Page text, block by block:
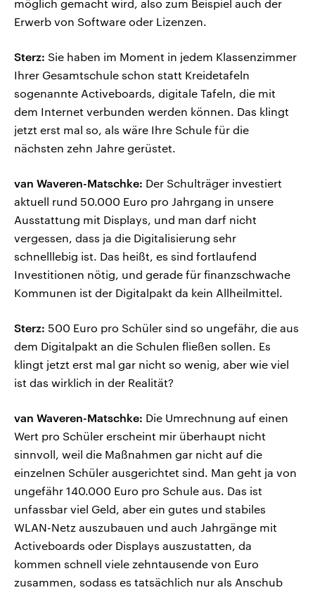
möglich gemacht wird, also zum Beispiel auch der
Erwerb von Software oder Lizenzen.
Sterz: Sie haben im Moment in jedem Klassenzimmer
Ihrer Gesamtschule schon statt Kreidetafeln
sogenannte Activeboards, digitale Tafeln, die mit
dem Internet verbunden werden können. Das klingt
jetzt erst mal so, als wäre Ihre Schule für die
nächsten zehn Jahre gerüstet.
van Waveren-Matschke: Der Schulträger investiert
aktuell rund 50.000 Euro pro Jahrgang in unsere
Ausstattung mit Displays, und man darf nicht
vergessen, dass ja die Digitalisierung sehr
schnelllebig ist. Das heißt, es sind fortlaufend
Investitionen nötig, und gerade für finanzschwache
Kommunen ist der Digitalpakt da kein Allheilmittel.
Sterz: 500 Euro pro Schüler sind so ungefähr, die aus
dem Digitalpakt an die Schulen fließen sollen. Es
klingt jetzt erst mal gar nicht so wenig, aber wie viel
ist das wirklich in der Realität?
van Waveren-Matschke: Die Umrechnung auf einen
Wert pro Schüler erscheint mir überhaupt nicht
sinnvoll, weil die Maßnahmen gar nicht auf die
einzelnen Schüler ausgerichtet sind. Man geht ja von
ungefähr 140.000 Euro pro Schule aus. Das ist
unfassbar viel Geld, aber ein gutes und stabiles
WLAN-Netz auszubauen und auch Jahrgänge mit
Activeboards oder Displays auszustatten, da
kommen schnell viele zehntausende von Euro
zusammen, sodass es tatsächlich nur als Anschub